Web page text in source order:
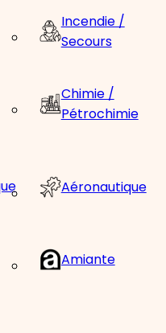
Incendie /
Secours
Chimie /
Pétrochimie
Aéronautique
Amiante